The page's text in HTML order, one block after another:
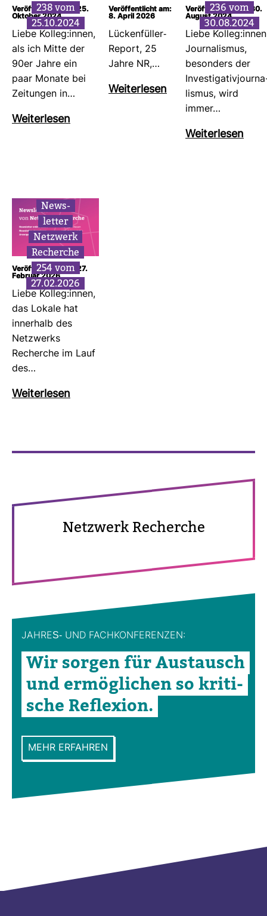
238 vom
25.10.2024
Veröffentlicht am: 25.
Oktober 2024
Liebe Kolleg:innen,
als ich Mitte der
90er Jahre ein
paar Monate bei
Zei­tungen in…
Wei­ter­lesen
Veröffentlicht am:
8. April 2026
Lücken­füller-​
Report, 25
Jahre NR,…
Wei­ter­lesen
236 vom
30.08.2024
Veröffentlicht am: 30.
August 2024
Liebe
Jour­na­lismus,
beson­ders der
lismus, wird
immer…
Wei­ter­lesen
News­
letter
Netz­werk
Recherche
254 vom
27.02.2026
Veröffentlicht am: 27.
Februar 2026
Liebe Kolleg:innen,
das Lokale hat
inner­halb des
Netz­werks
Recherche im Lauf
des…
Wei­ter­lesen
Netz­werk Recherche
JAHRES-​ UND FACH­KON­FE­RENZEN:
Wir sorgen für Aus­tausch
und ermög­li­chen so kri­ti­
sche Refle­xion.
MEHR ERFAHREN